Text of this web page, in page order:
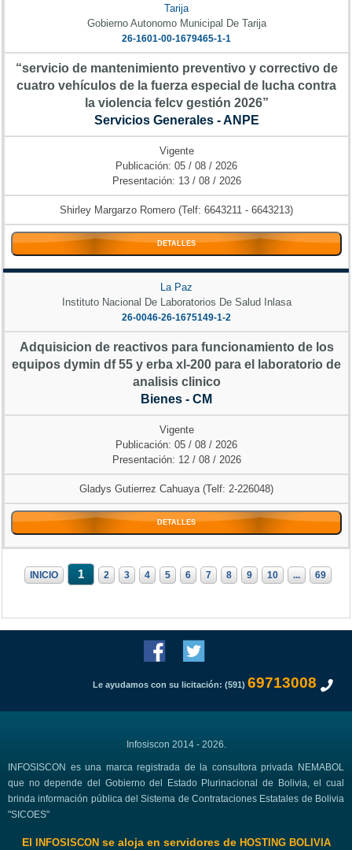
Tarija
Gobierno Autonomo Municipal De Tarija
26-1601-00-1679465-1-1
“servicio de mantenimiento preventivo y correctivo de
cuatro vehículos de la fuerza especial de lucha contra
la violencia felcv gestión 2026”
Servicios Generales - ANPE
Vigente
Publicación: 05 / 08 / 2026
Presentación: 13 / 08 / 2026
Shirley Margarzo Romero (Telf: 6643211 - 6643213)
DETALLES
La Paz
Instituto Nacional De Laboratorios De Salud Inlasa
26-0046-26-1675149-1-2
Adquisicion de reactivos para funcionamiento de los
equipos dymin df 55 y erba xl-200 para el laboratorio de
analisis clinico
Bienes - CM
Vigente
Publicación: 05 / 08 / 2026
Presentación: 12 / 08 / 2026
Gladys Gutierrez Cahuaya (Telf: 2-226048)
DETALLES
INICIO 1 2 3 4 5 6 7 8 9 10 ... 69
Le ayudamos con su licitación: (591) 69713008
Infosiscon 2014 - 2026.
INFOSISCON es una marca registrada de la consultora privada NEMABOL
que no depende del Gobierno del Estado Plurinacional de Bolivia, el cual
brinda información pública del Sistema de Contrataciones Estatales de Bolivia
"SICOES"
El INFOSISCONse aloja en servidores de HOSTING BOLIVIA